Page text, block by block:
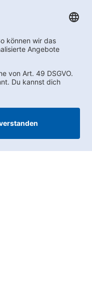
Impressum